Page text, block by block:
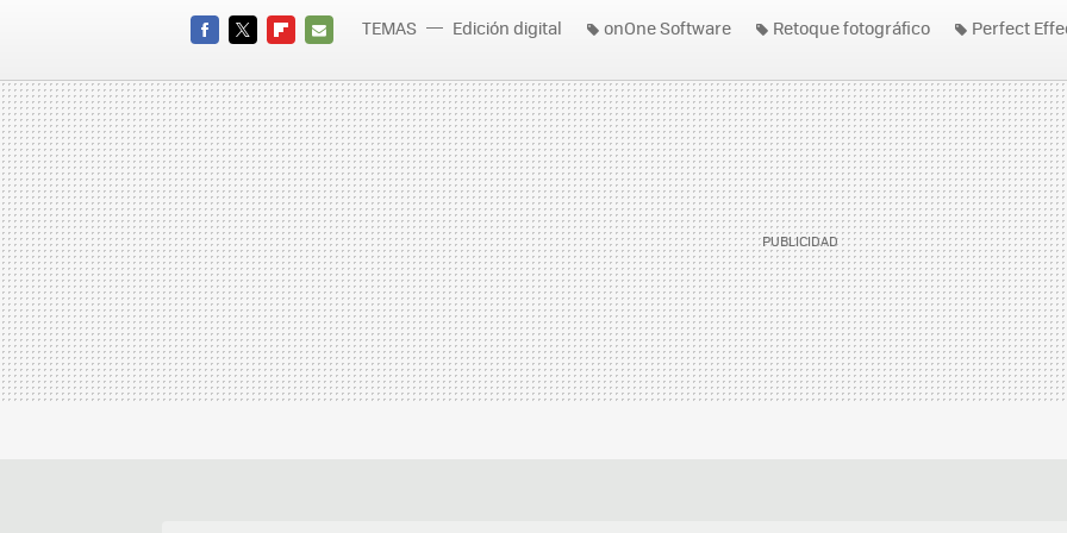
MAIL
TEMAS Edición digital onOne Software Retoque fotográfico Perfect